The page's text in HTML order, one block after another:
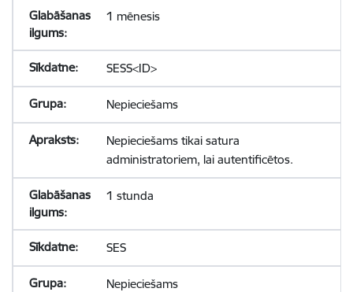
1 mēnesis
SESS<ID>
Nepieciešams
Nepieciešams tikai satura
administratoriem, lai autentificētos.
1 stunda
SES
Nepieciešams